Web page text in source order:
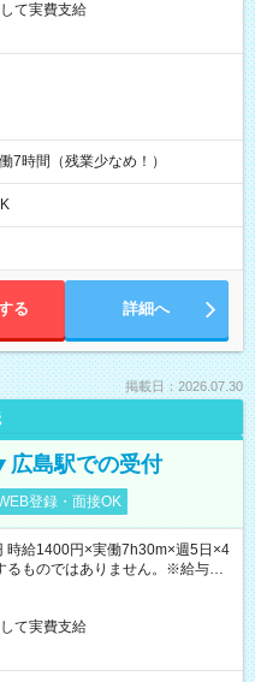
て実費支給
7時間（残業少なめ！）
る 詳細へ
掲載日：2026.07.30
島駅での受付
登録・面接OK
給1400円×実働7h30m×週5日×4
ものではありません。※給与即
件有）
て実費支給